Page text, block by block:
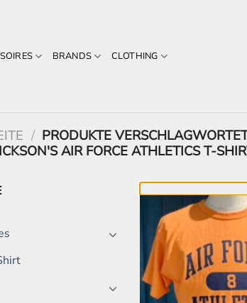
BRANDS CLOTHING
/ PRODUKTE
AIR FORCE ATHLETICS T-